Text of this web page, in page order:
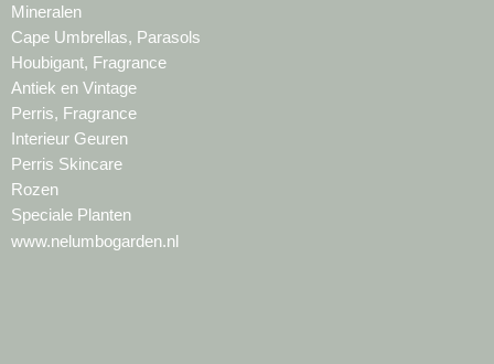
Mineralen
Cape Umbrellas, Parasols
Houbigant, Fragrance
Antiek en Vintage
Perris, Fragrance
Interieur Geuren
Perris Skincare
Rozen
Speciale Planten
www.nelumbogarden.nl